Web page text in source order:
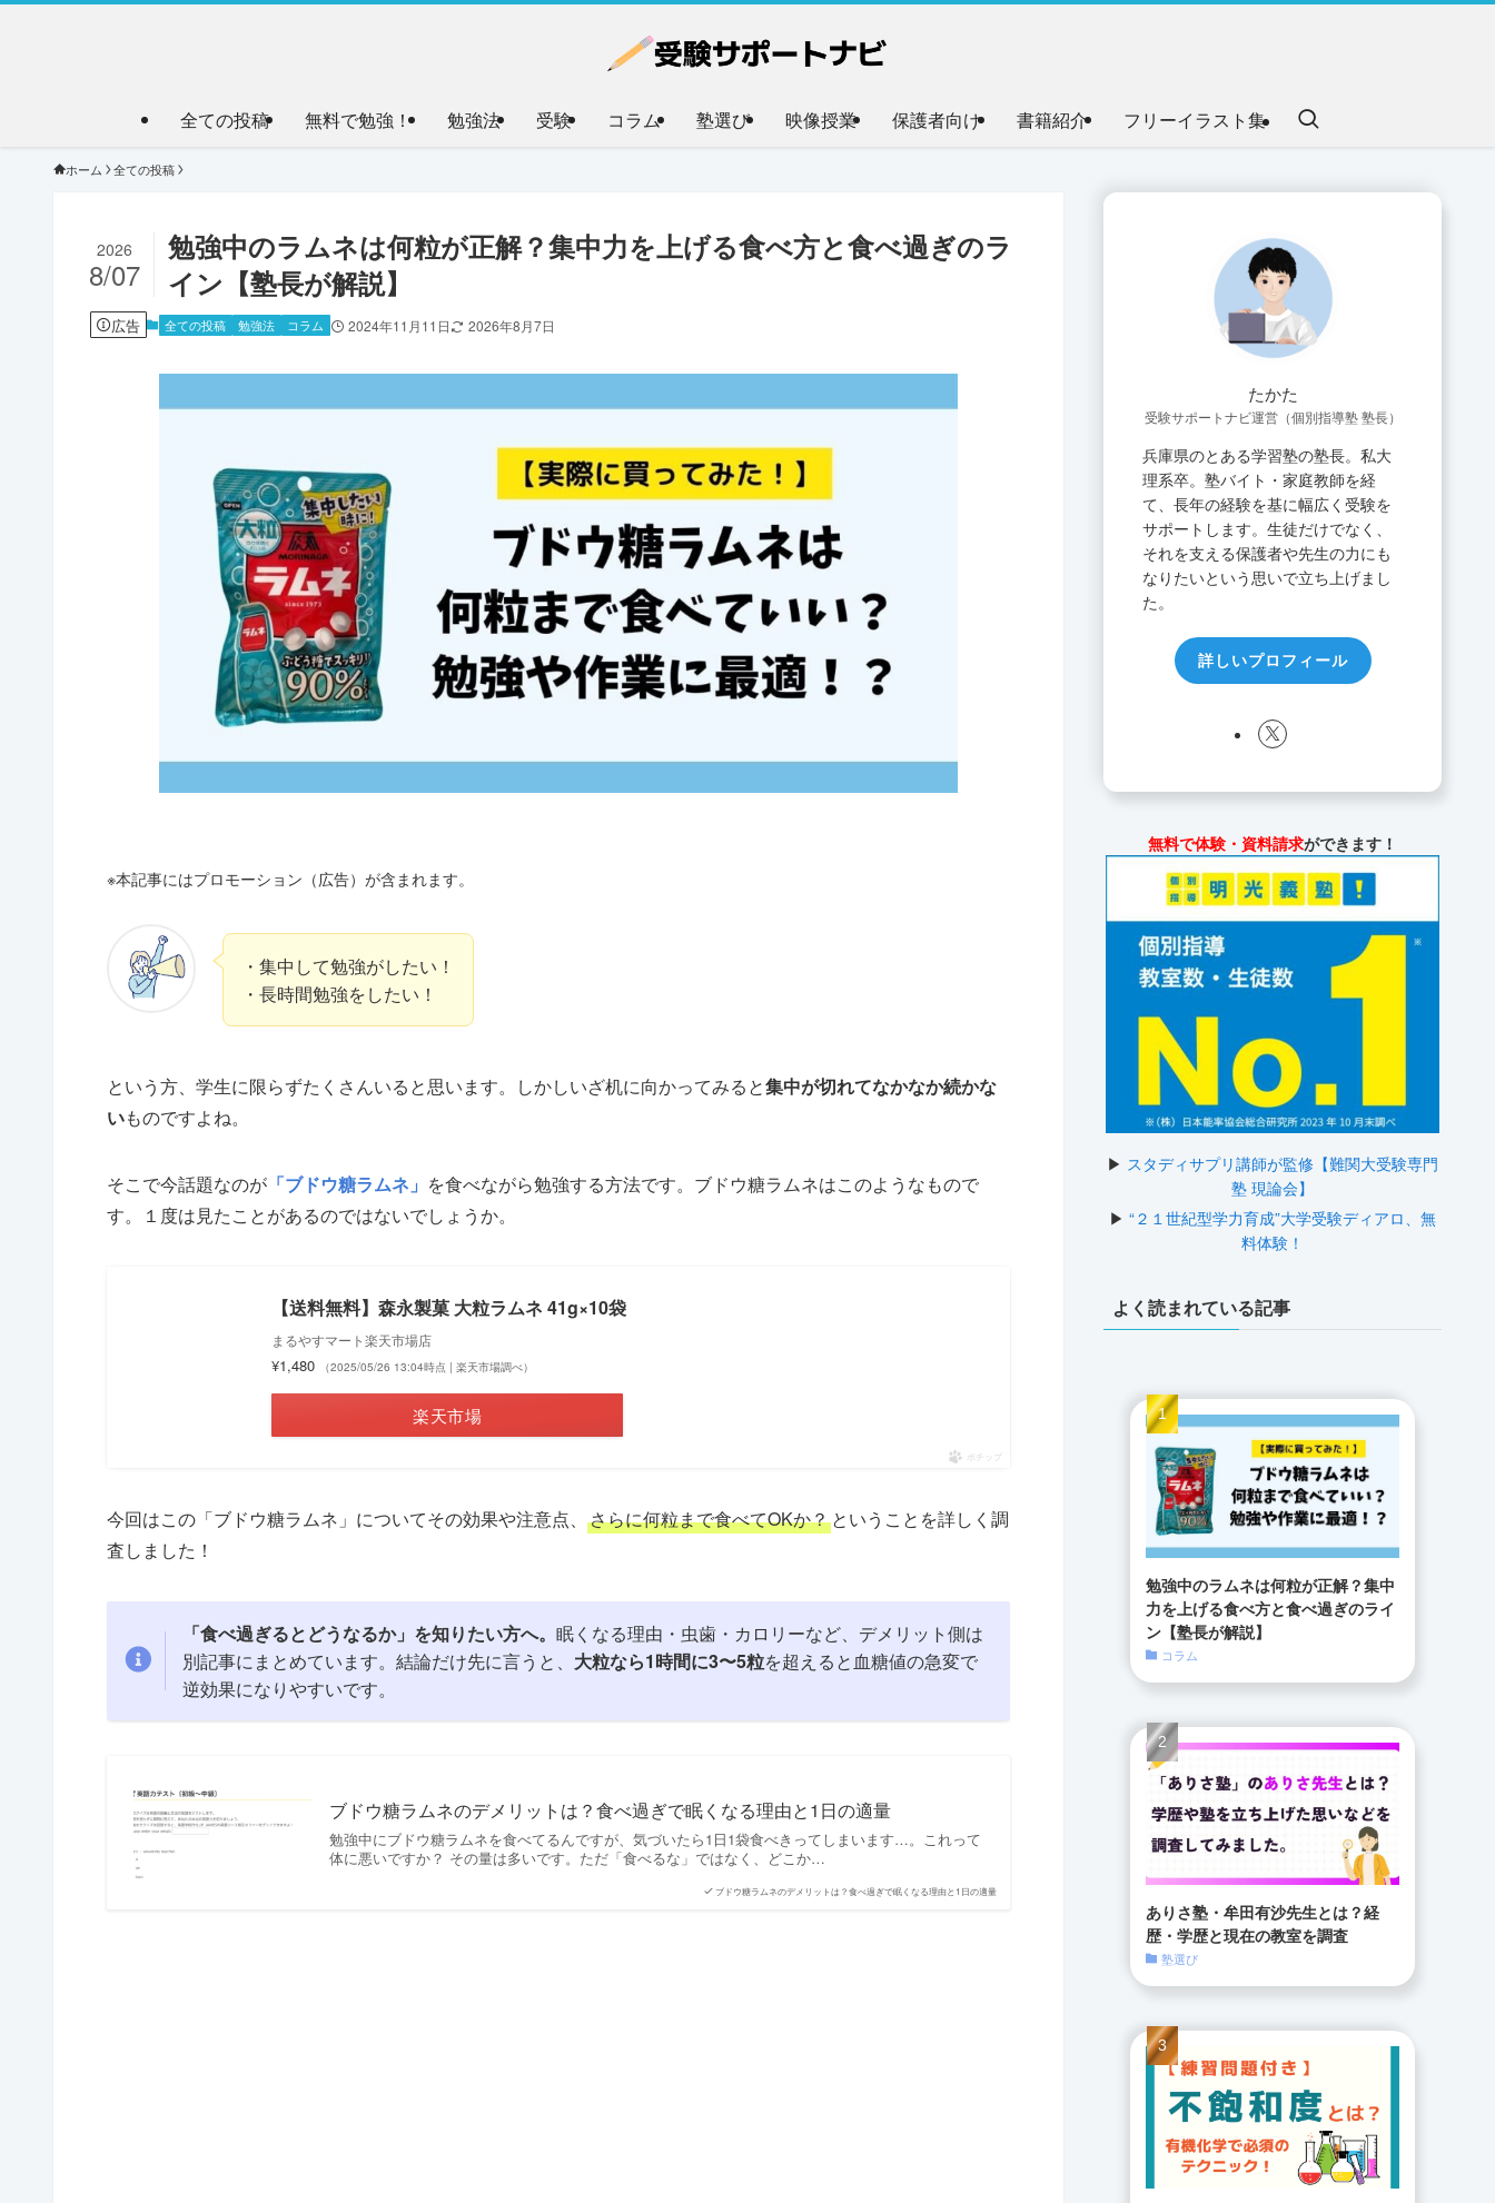
全ての投稿 無料で勉強！ 勉強法 受験 コラム 塾選び 映像授業 保護者向け 書籍紹介 フリーイラスト集
ホーム 全ての投稿
勉強中のラムネは何粒が正解？集中力を上げる食べ方と食べ過ぎのラ
イン【塾長が解説】
2026
8/07
広告 全ての投稿 勉強法 コラム 2024年11月11日 2026年8月7日
※本記事にはプロモーション（広告）が含まれます。
・集中して勉強がしたい！
・長時間勉強をしたい！
という方、学生に限らずたくさんいると思います。しかしいざ机に向かってみると集中が切れてなかなか続かな
いものですよね。
そこで今話題なのが 「ブドウ糖ラムネ」 を食べながら勉強する方法です。ブドウ糖ラムネはこのようなもので
す。１度は見たことがあるのではないでしょうか。
【送料無料】森永製菓 大粒ラムネ 41g×10袋
まるやすマート楽天市場店
¥1,480 （2025/05/26 13:04時点 | 楽天市場調べ）
楽天市場
ポチップ
今回はこの「ブドウ糖ラムネ」についてその効果や注意点、 さらに何粒まで食べてOKか？ということを詳しく調
査しました！
「食べ過ぎるとどうなるか」を知りたい方へ。 眠くなる理由・虫歯・カロリーなど、デメリット側は
別記事にまとめています。結論だけ先に言うと、 大粒なら1時間に3〜5粒を超えると血糖値の急変で
逆効果になりやすいです。
ブドウ糖ラムネのデメリットは？食べ過ぎで眠くなる理由と1日の適量
ブドウ糖ラムネのデメリットは？食べ過ぎで眠くなる理由と1日の適量
勉強中にブドウ糖ラムネを食べてるんですが、気づいたら1日1袋食べきってしまいます…。これって
体に悪いですか？ その量は多いです。ただ「食べるな」ではなく、どこか…
たかた
受験サポートナビ運営（個別指導塾 塾長）
兵庫県のとある学習塾の塾長。私大
理系卒。塾バイト・家庭教師を経
て、長年の経験を基に幅広く受験を
サポートします。生徒だけでなく、
それを支える保護者や先生の力にも
なりたいという思いで立ち上げまし
た。
詳しいプロフィール
無料で体験・資料請求ができます！
▶ スタディサプリ講師が監修【難関大受験専門
塾 現論会】
▶ “２１世紀型学力育成”大学受験ディアロ、無
料体験！
よく読まれている記事
勉強中のラムネは何粒が正解？集中
力を上げる食べ方と食べ過ぎのライ
ン【塾長が解説】
コラム
ありさ塾・牟田有沙先生とは？経
歴・学歴と現在の教室を調査
塾選び